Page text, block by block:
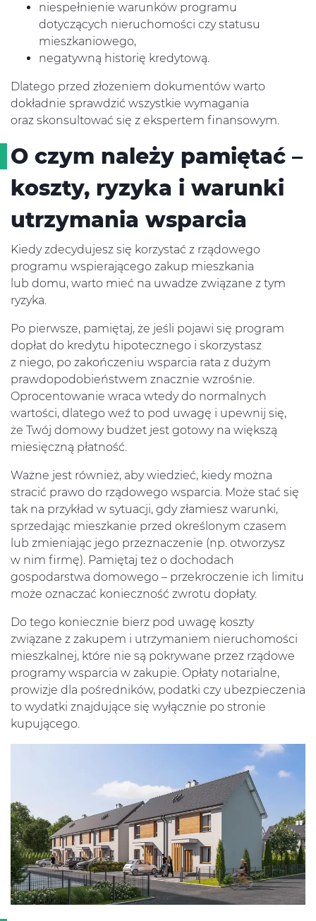
niespełnienie warunków programu
dotyczących nieruchomości czy statusu
mieszkaniowego,
negatywną historię kredytową.
Dlatego przed złożeniem dokumentów warto
dokładnie sprawdzić wszystkie wymagania
oraz skonsultować się z ekspertem finansowym.
O czym należy pamiętać –
koszty, ryzyka i warunki
utrzymania wsparcia
Kiedy zdecydujesz się korzystać z rządowego
programu wspierającego zakup mieszkania
lub domu, warto mieć na uwadze związane z tym
ryzyka.
Po pierwsze, pamiętaj, że jeśli pojawi się program
dopłat do kredytu hipotecznego i skorzystasz
z niego, po zakończeniu wsparcia rata z dużym
prawdopodobieństwem znacznie wzrośnie.
Oprocentowanie wraca wtedy do normalnych
wartości, dlatego weź to pod uwagę i upewnij się,
że Twój domowy budżet jest gotowy na większą
miesięczną płatność.
Ważne jest również, aby wiedzieć, kiedy można
stracić prawo do rządowego wsparcia. Może stać się
tak na przykład w sytuacji, gdy złamiesz warunki,
sprzedając mieszkanie przed określonym czasem
lub zmieniając jego przeznaczenie (np. otworzysz
w nim firmę). Pamiętaj też o dochodach
gospodarstwa domowego – przekroczenie ich limitu
może oznaczać konieczność zwrotu dopłaty.
Do tego koniecznie bierz pod uwagę koszty
związane z zakupem i utrzymaniem nieruchomości
mieszkalnej, które nie są pokrywane przez rządowe
programy wsparcia w zakupie. Opłaty notarialne,
prowizje dla pośredników, podatki czy ubezpieczenia
to wydatki znajdujące się wyłącznie po stronie
kupującego.